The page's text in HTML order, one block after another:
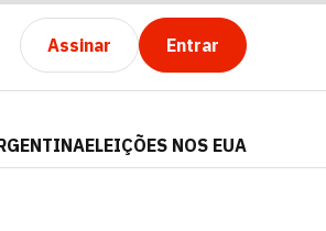
Assinar Entrar
ELEIÇÕES NOS EUA